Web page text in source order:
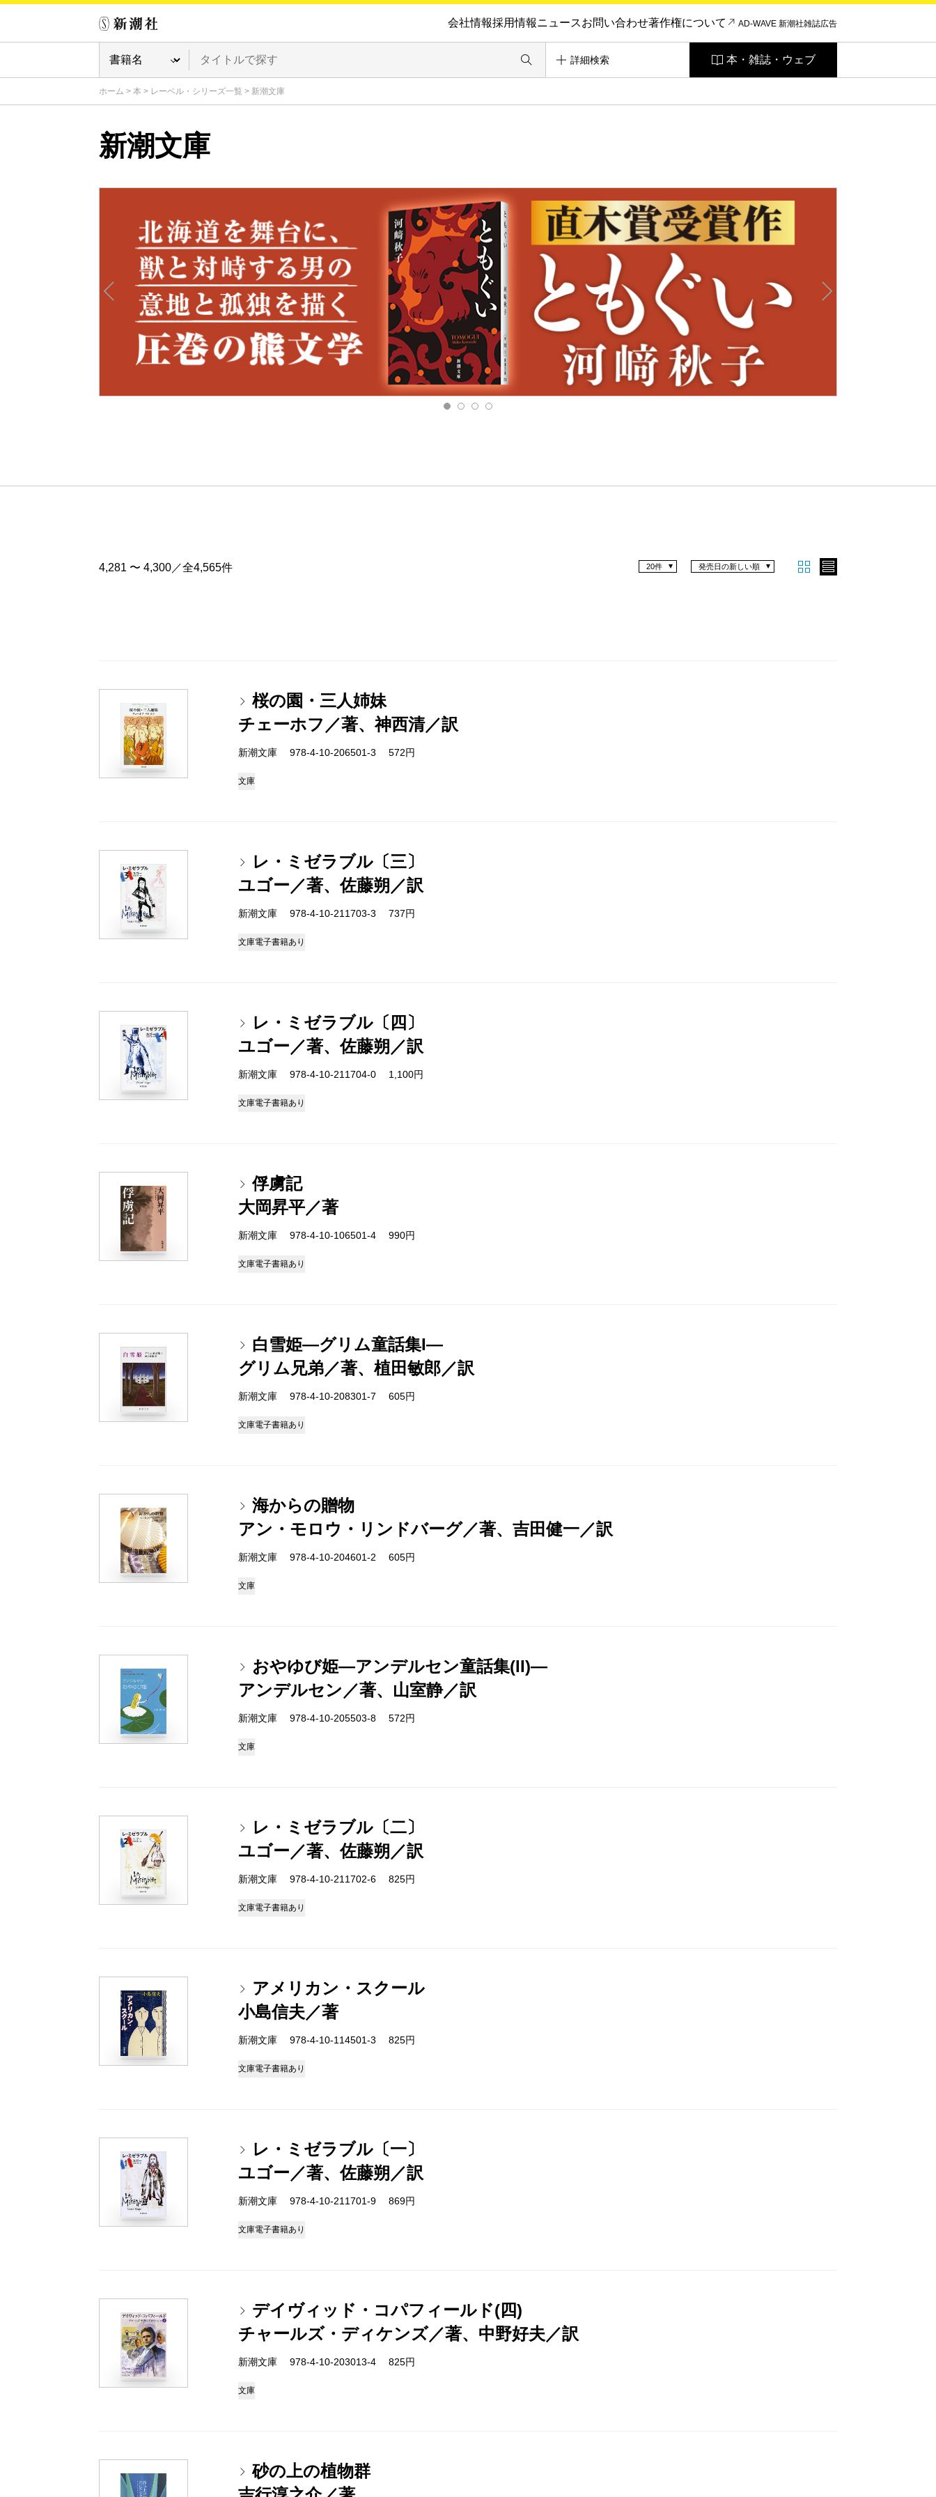
会社情報採用情報ニュースお問い合わせ著作権について AD-WAVE 新潮社雑誌広告
詳細検索 本・雑誌・ウェブ
ホーム > 本 > レーベル・シリーズ一覧 > 新潮文庫
新潮文庫
4,281 〜 4,300／全4,565件 発売日の新しい順
20件
桜の園・三人姉妹
チェーホフ／著、神西清／訳
新潮文庫 978-4-10-206501-3 572円
文庫
レ・ミゼラブル〔三〕
ユゴー／著、佐藤朔／訳
新潮文庫 978-4-10-211703-3 737円
文庫電子書籍あり
レ・ミゼラブル〔四〕
ユゴー／著、佐藤朔／訳
新潮文庫 978-4-10-211704-0 1,100円
文庫電子書籍あり
俘虜記
大岡昇平／著
新潮文庫 978-4-10-106501-4 990円
文庫電子書籍あり
白雪姫―グリム童話集I―
グリム兄弟／著、植田敏郎／訳
新潮文庫 978-4-10-208301-7 605円
文庫電子書籍あり
海からの贈物
アン・モロウ・リンドバーグ／著、吉田健一／訳
新潮文庫 978-4-10-204601-2 605円
文庫
おやゆび姫―アンデルセン童話集(II)―
アンデルセン／著、山室静／訳
新潮文庫 978-4-10-205503-8 572円
文庫
レ・ミゼラブル〔二〕
ユゴー／著、佐藤朔／訳
新潮文庫 978-4-10-211702-6 825円
文庫電子書籍あり
アメリカン・スクール
小島信夫／著
新潮文庫 978-4-10-114501-3 825円
文庫電子書籍あり
レ・ミゼラブル〔一〕
ユゴー／著、佐藤朔／訳
新潮文庫 978-4-10-211701-9 869円
文庫電子書籍あり
デイヴィッド・コパフィールド(四)
チャールズ・ディケンズ／著、中野好夫／訳
新潮文庫 978-4-10-203013-4 825円
文庫
砂の上の植物群